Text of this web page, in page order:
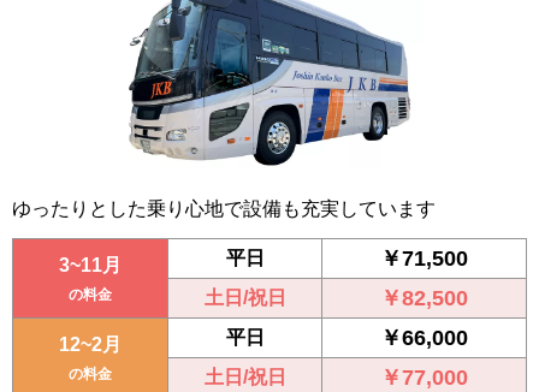
ゆったりとした乗り心地で設備も充実しています
3~11月
の料金
平日 ￥71,500
土日/祝日 ￥82,500
12~2月
の料金
平日 ￥66,000
土日/祝日 ￥77,000